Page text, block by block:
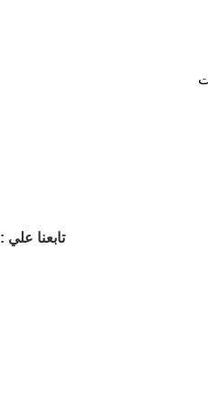
تابعنا علي :
بضغطتين زر مع كيمي